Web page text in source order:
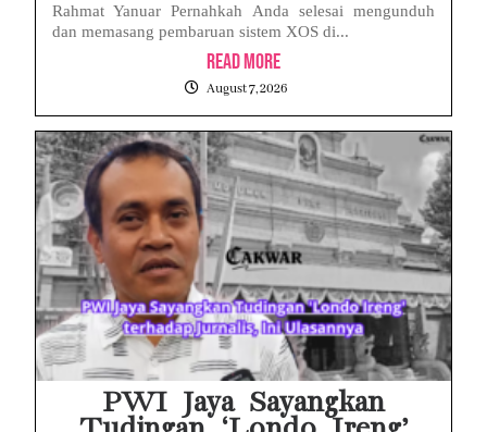
Rahmat Yanuar Pernahkah Anda selesai mengunduh
dan memasang pembaruan sistem XOS di...
Read More
August 7, 2026
PWI Jaya Sayangkan